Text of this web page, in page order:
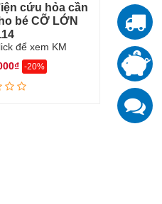
cứu hỏa cần
bé CỠ LỚN
để xem KM
-20%